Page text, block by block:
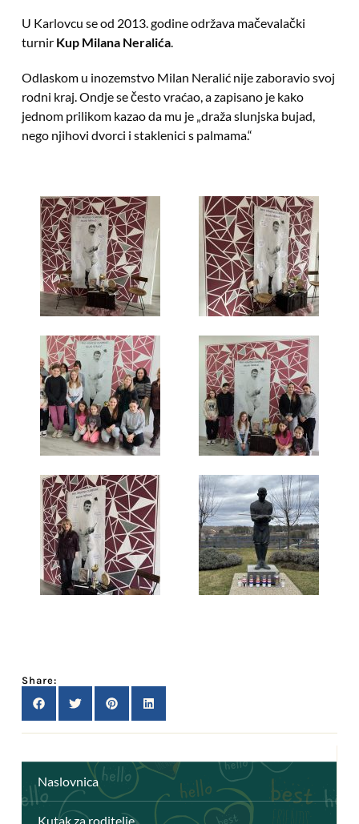
Naslovnica
Kutak za roditelje
U Karlovcu se od 2013. godine održava mačevalački
turnir Kup Milana Neralića.
Odlaskom u inozemstvo Milan Neralić nije zaboravio svoj
rodni kraj. Ondje se često vraćao, a zapisano je kako
jednom prilikom kazao da mu je „draža slunjska bujad,
nego njihovi dvorci i staklenici s palmama.“
Share: